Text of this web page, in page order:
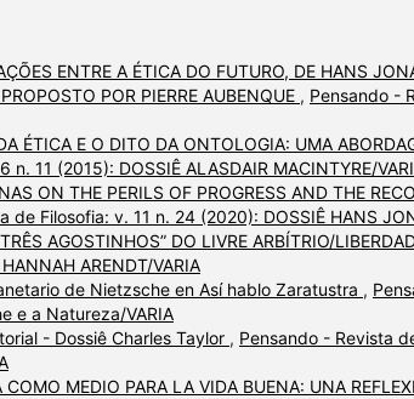
ENTRE A ÉTICA DO FUTURO, DE HANS
POR PIERRE AUBENQUE , Pensando -
ÉTICA E O DITO DA ONTOLOGIA: UMA
11 (2015): DOSSIÊ ALASDAIR MACINTYRE/
ON THE PERILS OF PROGRESS AND THE
de Filosofia: v. 11 n. 24 (2020): DOSSIÊ HANS
AGOSTINHOS” DO LIVRE ARBÍTRIO/
ARENDT/VARIA
de Nietzsche en Así hablo Zaratustra ,
e a Natureza/VARIA
- Dossiê Charles Taylor , Pensando - Revista
COMO MEDIO PARA LA VIDA BUENA: UNA